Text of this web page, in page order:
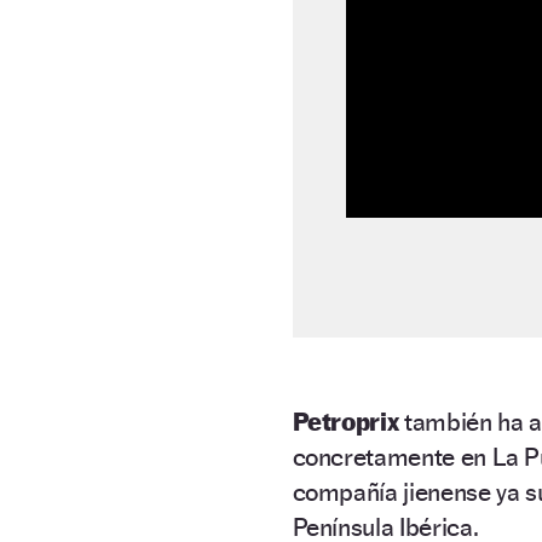
Petroprixtambién ha
concretamente en La
compañía jienense ya
Península Ibérica.